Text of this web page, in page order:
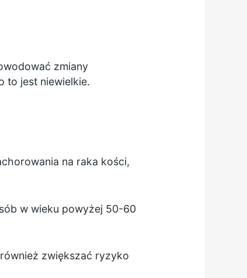
zmiany
to jest niewielkie.
na raka kości,
w wieku powyżej 50-60
zwiększać ryzyko